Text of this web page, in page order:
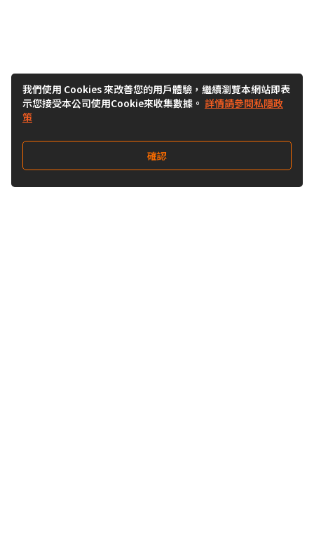
我們使用 Cookies 來改善您的用戶體驗，繼續瀏覽本網站即表
示您接受本公司使用Cookie來收集數據。 詳情請參閱私隱政
策
確認